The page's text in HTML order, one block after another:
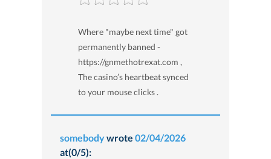
Where "maybe next time" got
permanently banned -
https://gnmethotrexat.com ,
The casino’s heartbeat synced
to your mouse clicks .
somebodywrote 02/04/2026
at(0/5):